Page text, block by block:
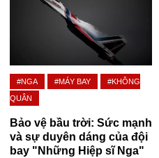
#NGA #MÁY BAY
#KHÔNG
QUÂN
Bảo vệ bầu trời: Sức mạnh
và sự duyên dáng của đội
bay "Những Hiệp sĩ Nga"